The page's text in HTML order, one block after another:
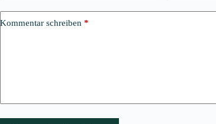
Kommentar schreiben *